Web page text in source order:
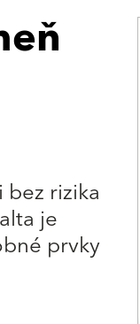
rizika
je
prvky